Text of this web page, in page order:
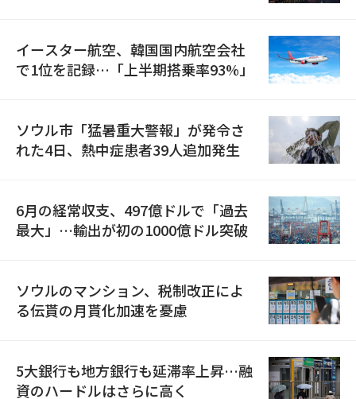
イースター航空、韓国国内航空会社
で1位を記録…「上半期搭乗率93%」
ソウル市「猛暑重大警報」が発令さ
れた4日、熱中症患者39人追加発生
6月の経常収支、497億ドルで「過去
最大」…輸出が初の1000億ドル突破
ソウルのマンション、税制改正によ
る伝貰の月貰化加速を憂慮
5大銀行も地方銀行も延滞率上昇…融
資のハードルはさらに高く